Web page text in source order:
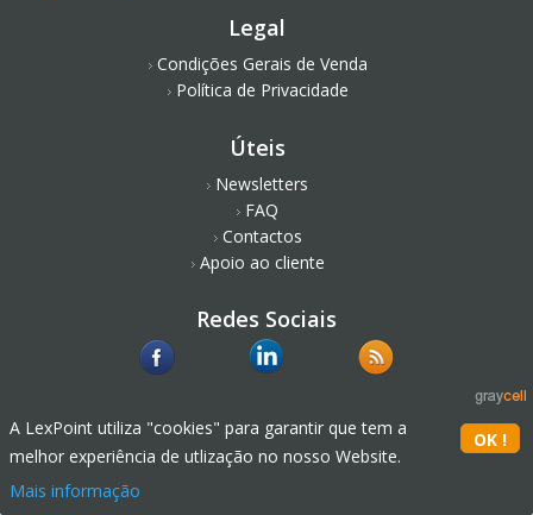
Legal
Condições Gerais de Venda
Política de Privacidade
Úteis
Newsletters
FAQ
Contactos
Apoio ao cliente
Redes Sociais
A LexPoint utiliza "cookies" para garantir que tem a
melhor experiência de utlização no nosso Website.
Mais informação